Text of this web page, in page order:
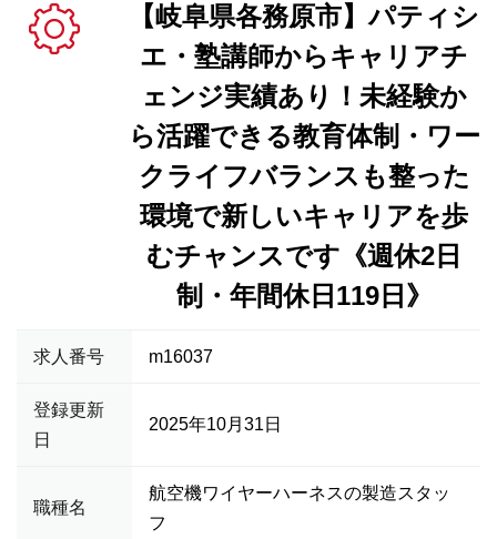
【岐阜県各務原市】パティシ
エ・塾講師からキャリアチ
ェンジ実績あり！未経験か
ら活躍できる教育体制・ワー
クライフバランスも整った
環境で新しいキャリアを歩
むチャンスです《週休2日
制・年間休日119日》
求人番号 m16037
登録更新
日
2025年10月31日
職種名
航空機ワイヤーハーネスの製造スタッ
フ